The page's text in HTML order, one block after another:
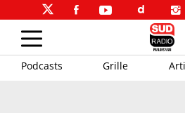
Podcasts Grille